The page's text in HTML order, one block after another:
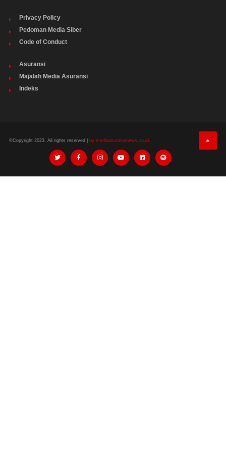
Privacy Policy
Pedoman Media Siber
Code of Conduct
Asuransi
Majalah Media Asuransi
Indeks
©Copyright 2023. All rights reserved | by mediaasuransinews.co.id.